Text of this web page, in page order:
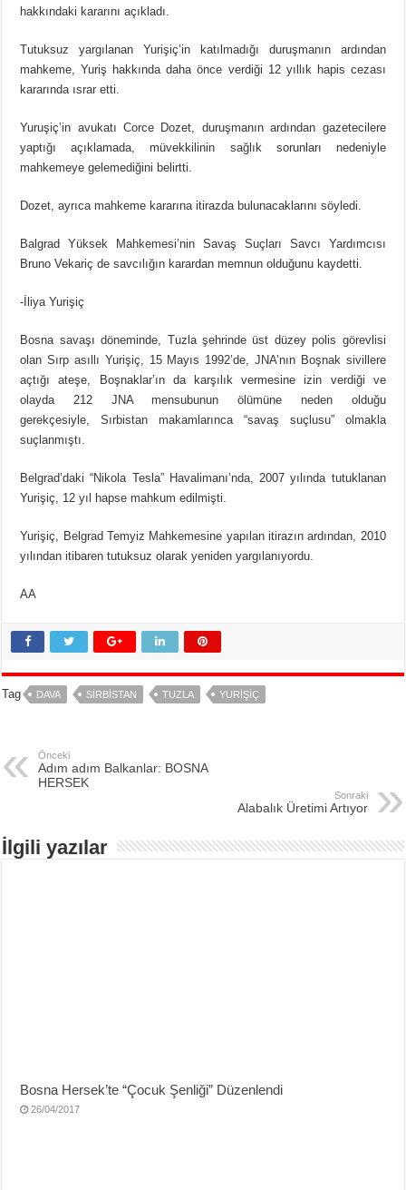
hakkındaki kararını açıkladı.
Tutuksuz yargılanan Yurişiç’in katılmadığı duruşmanın ardından
mahkeme, Yuriş hakkında daha önce verdiği 12 yıllık hapis cezası
kararında ısrar etti.
Yuruşiç’in avukatı Corce Dozet, duruşmanın ardından gazetecilere
yaptığı açıklamada, müvekkilinin sağlık sorunları nedeniyle
mahkemeye gelemediğini belirtti.
Dozet, ayrıca mahkeme kararına itirazda bulunacaklarını söyledi.
Balgrad Yüksek Mahkemesi’nin Savaş Suçları Savcı Yardımcısı
Bruno Vekariç de savcılığın karardan memnun olduğunu kaydetti.
-İliya Yurişiç
Bosna savaşı döneminde, Tuzla şehrinde üst düzey polis görevlisi
olan Sırp asıllı Yurişiç, 15 Mayıs 1992’de, JNA’nın Boşnak sivillere
açtığı ateşe, Boşnaklar’ın da karşılık vermesine izin verdiği ve
olayda 212 JNA mensubunun ölümüne neden olduğu
gerekçesiyle, Sırbistan makamlarınca “savaş suçlusu” olmakla
suçlanmıştı.
Belgrad’daki “Nikola Tesla” Havalimanı’nda, 2007 yılında tutuklanan
Yurişiç, 12 yıl hapse mahkum edilmişti.
Yurişiç, Belgrad Temyiz Mahkemesine yapılan itirazın ardından, 2010
yılından itibaren tutuksuz olarak yeniden yargılanıyordu.
AA
Tag DAVA SIRBISTAN TUZLA YURIŞIÇ
Önceki
Adım adım Balkanlar: BOSNA
HERSEK
Sonraki
Alabalık Üretimi Artıyor
İlgili yazılar
Bosna Hersek’te “Çocuk Şenliği” Düzenlendi
26/04/2017